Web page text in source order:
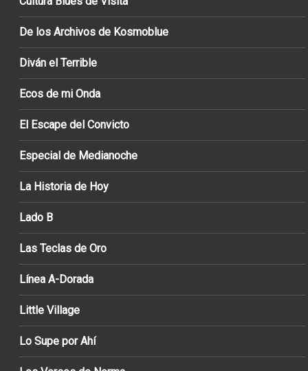
De los Archivos de Kosmoblue
Diván el Terrible
Ecos de mi Onda
El Escape del Convicto
Especial de Medianoche
La Historia de Hoy
Lado B
Las Teclas de Oro
Línea A-Dorada
Little Village
Lo Supe por Ahí